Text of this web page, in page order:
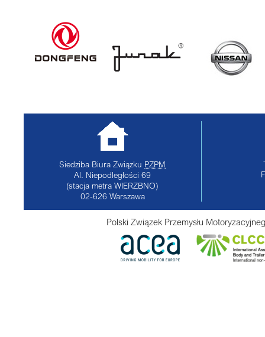
Siedziba Biura Związku PZPM
Al. Niepodległości 69
(stacja metra WIERZBNO)
02-626 Warszawa
Polski Związek Przemysłu